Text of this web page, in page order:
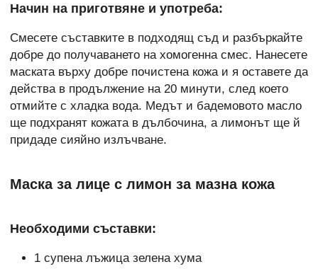
Начин на приготвяне и употреба:
Смесете съставките в подходящ съд и разбъркайте
добре до получаването на хомогенна смес. Нанесете
маската върху добре почистена кожа и я оставете да
действа в продължение на 20 минути, след което
отмийте с хладка вода. Медът и бадемовото масло
ще подхранят кожата в дълбочина, а лимонът ще й
придаде сияйно излъчване.
Маска за лице с лимон за мазна кожа
Необходими съставки:
1 супена лъжица зелена хума